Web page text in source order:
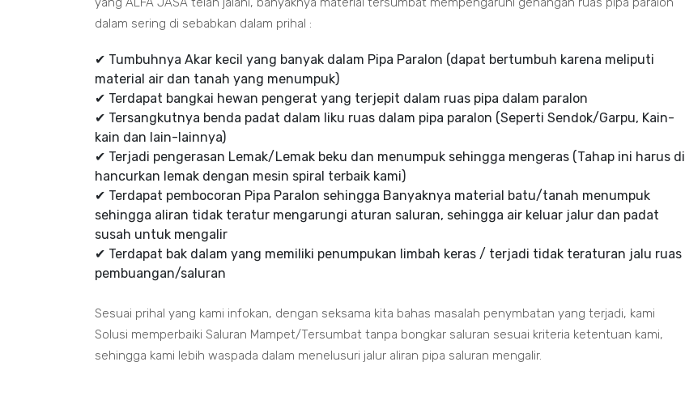
dalam sering di sebabkan dalam prihal :
✔ Tumbuhnya Akar kecil yang banyak dalam Pipa Paralon (dapat bertumbuh karena meliputi
material air dan tanah yang menumpuk)
✔ Terdapat bangkai hewan pengerat yang terjepit dalam ruas pipa dalam paralon
✔ Tersangkutnya benda padat dalam liku ruas dalam pipa paralon (Seperti Sendok/Garpu, Kain-
kain dan lain-lainnya)
✔ Terjadi pengerasan Lemak/Lemak beku dan menumpuk sehingga mengeras (Tahap ini harus di
hancurkan lemak dengan mesin spiral terbaik kami)
✔ Terdapat pembocoran Pipa Paralon sehingga Banyaknya material batu/tanah menumpuk
sehingga aliran tidak teratur mengarungi aturan saluran, sehingga air keluar jalur dan padat
susah untuk mengalir
✔ Terdapat bak dalam yang memiliki penumpukan limbah keras / terjadi tidak teraturan jalu ruas
pembuangan/saluran
Sesuai prihal yang kami infokan, dengan seksama kita bahas masalah penymbatan yang terjadi, kami
Solusi memperbaiki Saluran Mampet/Tersumbat tanpa bongkar saluran sesuai kriteria ketentuan kami,
sehingga kami lebih waspada dalam menelusuri jalur aliran pipa saluran mengalir.